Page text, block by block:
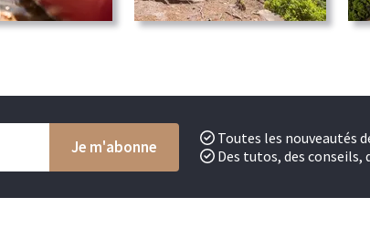
Toutes les nouveautés
Des tutos, des conseils,